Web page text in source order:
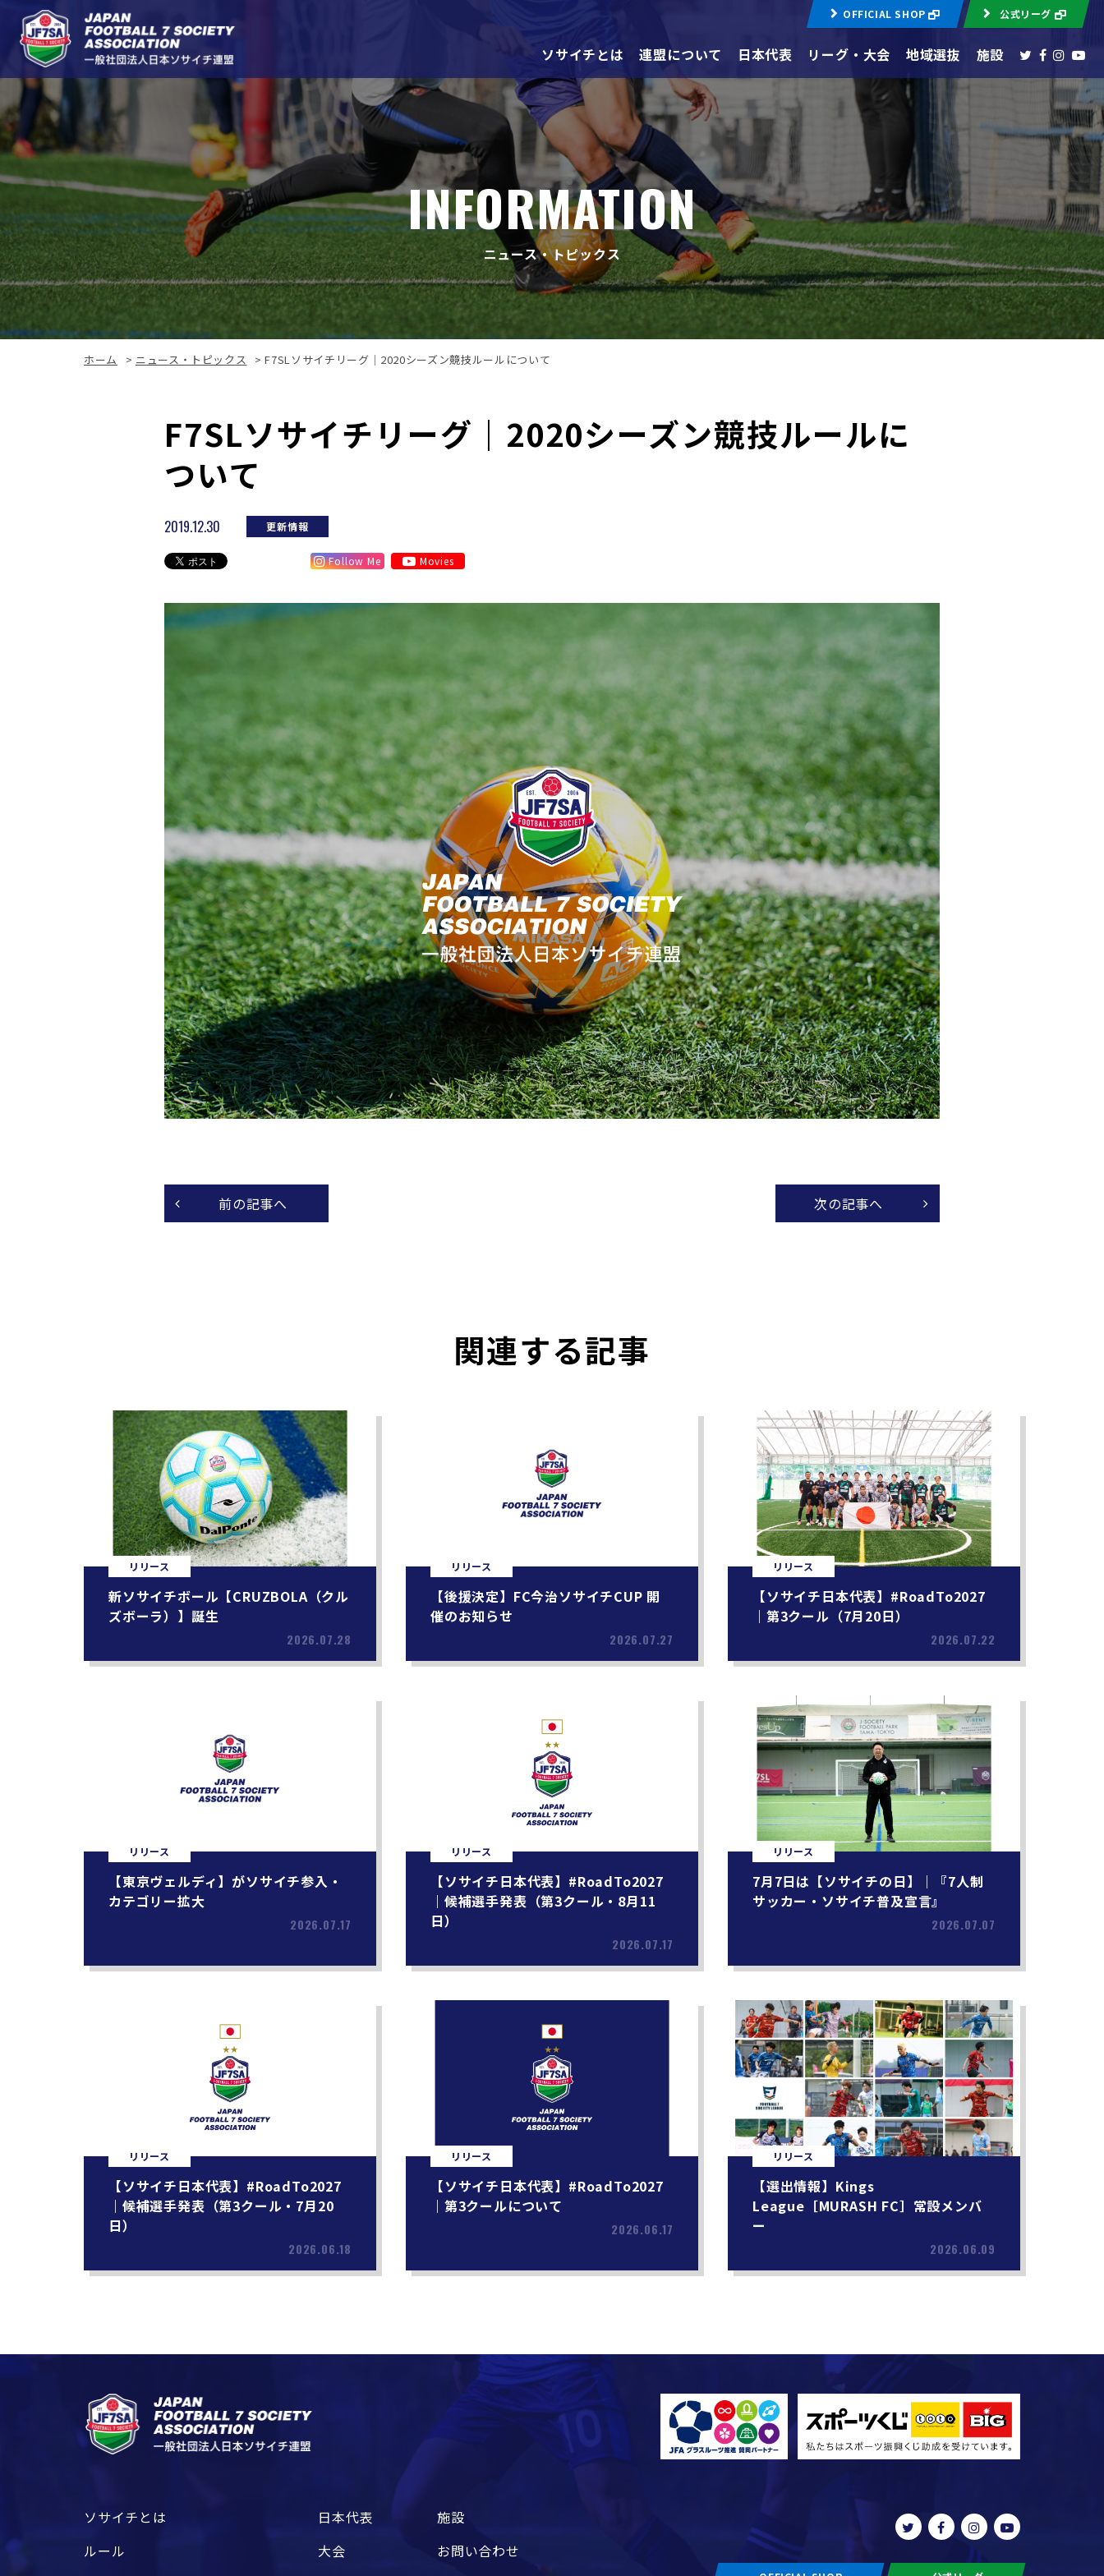
OFFICIAL SHOP 公式リーグ
ソサイチとは 連盟について 日本代表 リーグ・大会 地域選抜 施設
INFORMATION
ニュース・トピックス
ホーム > ニュース・トピックス >F7SLソサイチリーグ｜2020シーズン競技ルールについて
F7SLソサイチリーグ｜2020シーズン競技ルールに
ついて
2019.12.30 更新情報
Follow Me Movies
前の記事へ 次の記事へ
関連する記事
リリース
新ソサイチボール【CRUZBOLA（クル
ズボーラ）】誕生
2026.07.28
リリース
【後援決定】FC今治ソサイチCUP 開
催のお知らせ
2026.07.27
リリース
【ソサイチ日本代表】#RoadTo2027
｜第3クール（7月20日）
2026.07.22
リリース
【東京ヴェルディ】がソサイチ参入・
カテゴリー拡大
2026.07.17
リリース
【ソサイチ日本代表】#RoadTo2027
｜候補選手発表（第3クール・8月11
日）
2026.07.17
リリース
7月7日は【ソサイチの日】｜『7人制
サッカー・ソサイチ普及宣言』
2026.07.07
リリース
【ソサイチ日本代表】#RoadTo2027
｜候補選手発表（第3クール・7月20
日）
2026.06.18
リリース
【ソサイチ日本代表】#RoadTo2027
｜第3クールについて
2026.06.17
リリース
【選出情報】Kings
League［MURASH FC］常設メンバ
ー
2026.06.09
ソサイチとは
ルール
日本代表
大会
施設
お問い合わせ